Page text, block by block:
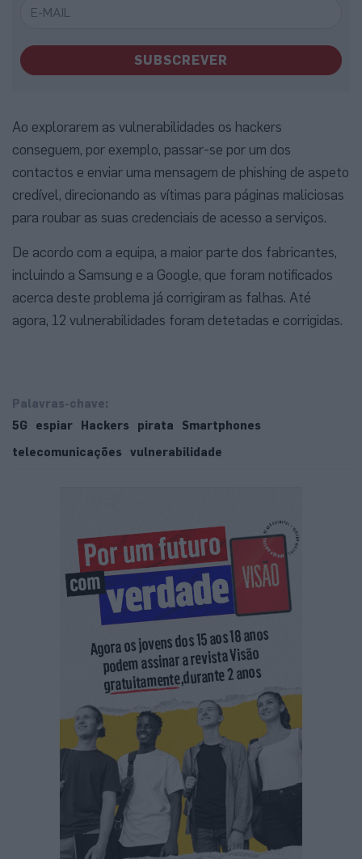
SUBSCREVER
Ao explorarem as vulnerabilidades os hackers
conseguem, por exemplo, passar-se por um dos
contactos e enviar uma mensagem de phishing de aspeto
credível, direcionando as vítimas para páginas maliciosas
para roubar as suas credenciais de acesso a serviços.
De acordo com a equipa, a maior parte dos fabricantes,
incluindo a Samsung e a Google, que foram notificados
acerca deste problema já corrigiram as falhas. Até
agora, 12 vulnerabilidades foram detetadas e corrigidas.
Palavras-chave:
5G
espiar Hackers pirata
Smartphones
telecomunicações
vulnerabilidade